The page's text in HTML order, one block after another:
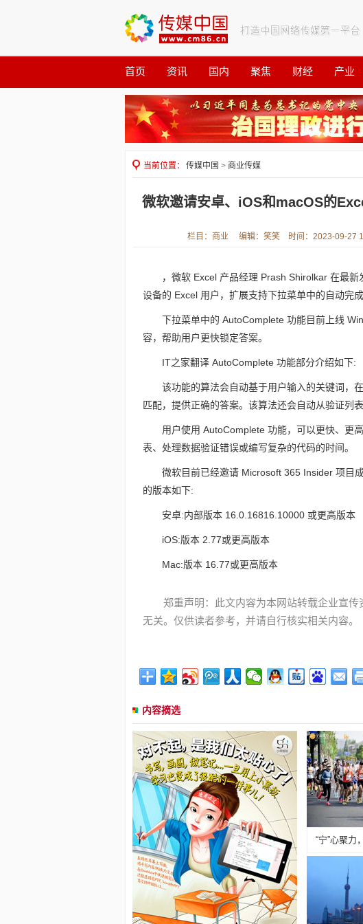
首页 资讯 国内 聚焦 财经 产业
观察 公益
当前位置： 传媒中国 > 商业传媒
微软邀请安卓、iOS和macOS的
栏目：商业 编辑：笑笑 时间：2023-09-27
，微软 Excel 产品经理 Prash Shirolkar 在最
设备的 Excel 用户，扩展支持下拉菜单中的自动完成
下拉菜单中的 AutoComplete 功能目前上线
容，帮助用户更快锁定答案。
IT之家翻译 AutoComplete 功能部分介绍如下:
该功能的算法会自动基于用户输入的关键词，
匹配，提供正确的答案。该算法还会自动从验证列表
用户使用 AutoComplete 功能，可以更快、更
表、处理数据验证错误或编写复杂的代码的时间。
微软目前已经邀请 Microsoft 365 Insider 项目
的版本如下:
安卓:内部版本 16.0.16816.10000 或更高版本
iOS:版本 2.77或更高版本
Mac:版本 16.77或更高版本
郑重声明：此文内容为本网站转载企业宣
无关。仅供读者参考，并请自行核实相关内容。
内容摘选
“宁”心聚